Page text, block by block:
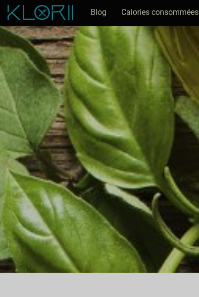
Blog Calories consommées